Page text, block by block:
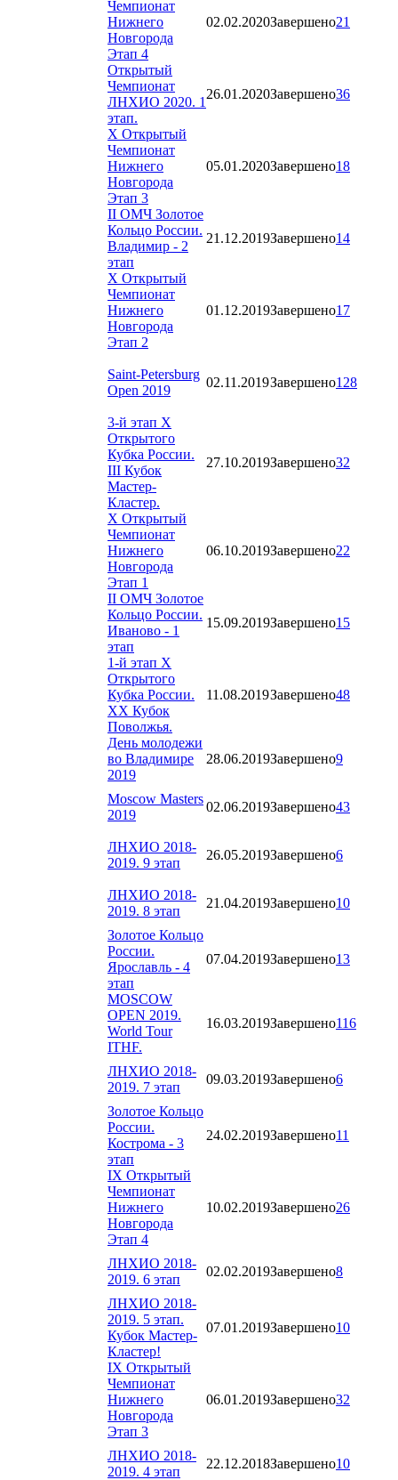
Чемпионат
Нижнего
Новгорода
Этап 4
02.02.2020Завершено21
Открытый
Чемпионат
ЛНХИО 2020. 1
этап.
26.01.2020Завершено36
X Открытый
Чемпионат
Нижнего
Новгорода
Этап 3
05.01.2020Завершено18
II ОМЧ Золотое
Кольцо России.
Владимир - 2
этап
21.12.2019Завершено14
X Открытый
Чемпионат
Нижнего
Новгорода
Этап 2
01.12.2019Завершено17
Saint-Petersburg
Open 2019
02.11.2019Завершено128
3-й этап X
Открытого
Кубка России.
III Кубок
Мастер-
Кластер.
27.10.2019Завершено32
X Открытый
Чемпионат
Нижнего
Новгорода
Этап 1
06.10.2019Завершено22
II ОМЧ Золотое
Кольцо России.
Иваново - 1
этап
15.09.2019Завершено15
1-й этап X
Открытого
Кубка России.
XX Кубок
Поволжья.
11.08.2019Завершено48
День молодежи
во Владимире
2019
28.06.2019Завершено9
Moscow Masters
2019
02.06.2019Завершено43
ЛНХИО 2018-
2019. 9 этап
26.05.2019Завершено6
ЛНХИО 2018-
2019. 8 этап
21.04.2019Завершено10
Золотое Кольцо
России.
Ярославль - 4
этап
07.04.2019Завершено13
MOSCOW
OPEN 2019.
World Tour
ITHF.
16.03.2019Завершено116
ЛНХИО 2018-
2019. 7 этап
09.03.2019Завершено6
Золотое Кольцо
России.
Кострома - 3
этап
24.02.2019Завершено11
IX Открытый
Чемпионат
Нижнего
Новгорода
Этап 4
10.02.2019Завершено26
ЛНХИО 2018-
2019. 6 этап
02.02.2019Завершено8
ЛНХИО 2018-
2019. 5 этап.
Кубок Мастер-
Кластер!
07.01.2019Завершено10
IX Открытый
Чемпионат
Нижнего
Новгорода
Этап 3
06.01.2019Завершено32
ЛНХИО 2018-
2019. 4 этап
22.12.2018Завершено10